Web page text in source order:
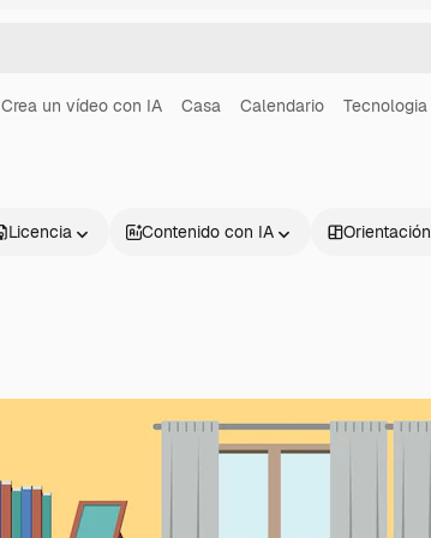
Crea un vídeo con IA Casa Calendario Tecnologia
Licencia Contenido con IA Orientación